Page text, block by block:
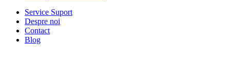
Service Suport
Despre noi
Contact
Blog